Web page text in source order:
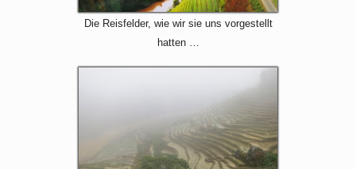
Die Reisfelder, wie wir sie uns vorgestellt
hatten …